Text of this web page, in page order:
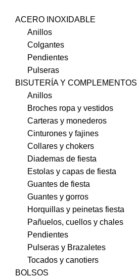
ACERO INOXIDABLE
Anillos
Colgantes
Pendientes
Pulseras
BISUTERÍA Y COMPLEMENTOS
Anillos
Broches ropa y vestidos
Carteras y monederos
Cinturones y fajines
Collares y chokers
Diademas de fiesta
Estolas y capas de fiesta
Guantes de fiesta
Guantes y gorros
Horquillas y peinetas fiesta
Pañuelos, cuellos y chales
Pendientes
Pulseras y Brazaletes
Tocados y canotiers
BOLSOS